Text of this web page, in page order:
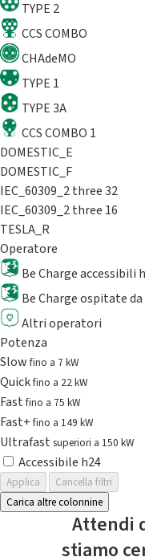
TYPE 2
CCS COMBO
CHAdeMO
TYPE 1
TYPE 3A
CCS COMBO 1
DOMESTIC_E
DOMESTIC_F
IEC_60309_2 three 32
IEC_60309_2 three 16
TESLA_R
Operatore
Be Charge accessibili
Be Charge ospitate
Altri operatori
Potenza
Slowfino a 7 kW
Quickfino a 22 kW
Fastfino a 75 kW
Fast+fino a 149 kW
Ultrafast superiori a 150 kW
Accessibile h24
Applica
Cancella filtri
Carica altre colonnine
Attendi
stiamo